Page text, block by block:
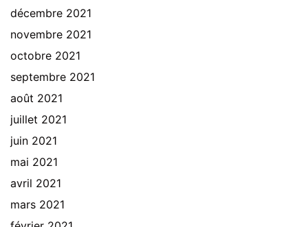
décembre 2021
novembre 2021
octobre 2021
septembre 2021
août 2021
juillet 2021
juin 2021
mai 2021
avril 2021
mars 2021